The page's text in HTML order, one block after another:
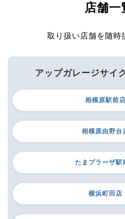
店舗一
取り扱い店舗を随時
アップガレージサイ
相模原駅前店
相模原由野台
たまプラーザ駅
横浜町田店